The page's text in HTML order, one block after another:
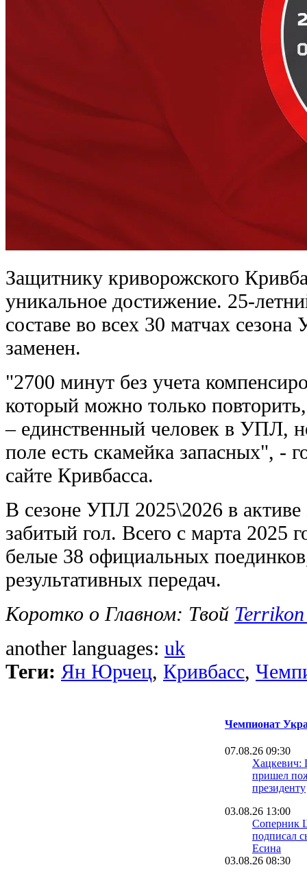
Защитнику криворожского
уникальное достижение. 25-
составе во всех 30 матчах
заменен.
"2700 минут без учета
который можно только
– единственный человек в УПЛ,
поле есть скамейка запасных", -
сайте Кривбасса.
В сезоне УПЛ 2025\2026 в
забитый гол. Всего с марта 2025
белые 38 официальных
результативных передач.
Коротко о Главном: Твой
another languages: uk
Теги: Ян Юрчец, Кривбасс,
Чемпионат
07.08.26 09:30
Хацкевич:
пришел
президенту
03.08.26 13:00
Соперник
подписал
Есина
03.08.26 08:30